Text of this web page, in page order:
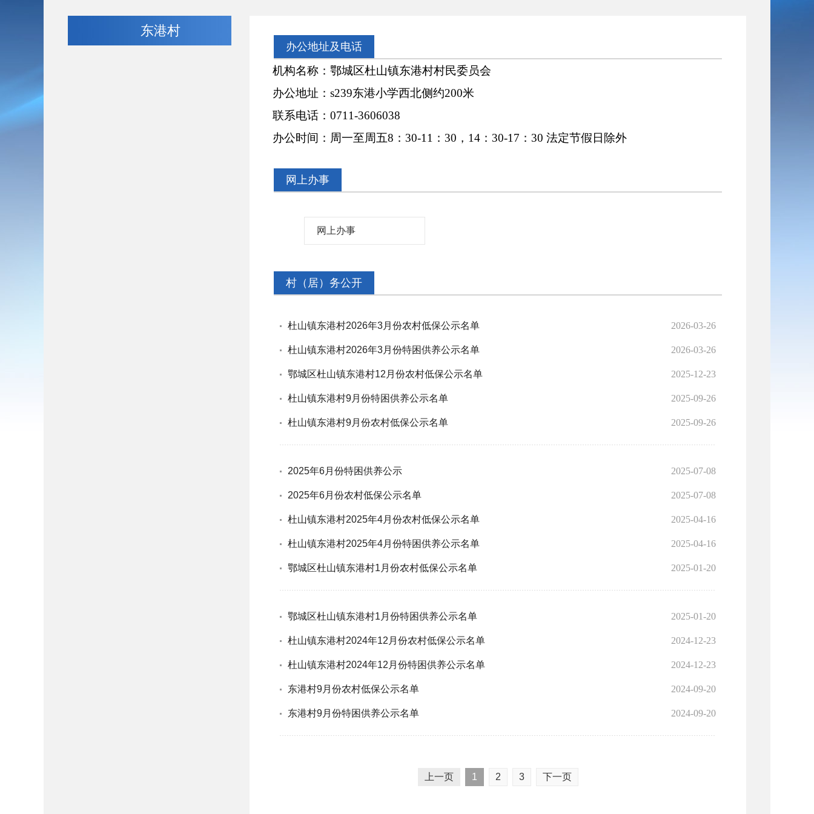
东港村
办公地址及电话
机构名称：鄂城区杜山镇东港村村民委员会
办公地址：s239东港小学西北侧约200米
联系电话：0711-3606038
办公时间：周一至周五8：30-11：30，14：30-17：30 法定节假日除外
网上办事
网上办事
村（居）务公开
杜山镇东港村2026年3月份农村低保公示名单 2026-03-26
杜山镇东港村2026年3月份特困供养公示名单 2026-03-26
鄂城区杜山镇东港村12月份农村低保公示名单 2025-12-23
杜山镇东港村9月份特困供养公示名单 2025-09-26
杜山镇东港村9月份农村低保公示名单 2025-09-26
2025年6月份特困供养公示 2025-07-08
2025年6月份农村低保公示名单 2025-07-08
杜山镇东港村2025年4月份农村低保公示名单 2025-04-16
杜山镇东港村2025年4月份特困供养公示名单 2025-04-16
鄂城区杜山镇东港村1月份农村低保公示名单 2025-01-20
鄂城区杜山镇东港村1月份特困供养公示名单 2025-01-20
杜山镇东港村2024年12月份农村低保公示名单 2024-12-23
杜山镇东港村2024年12月份特困供养公示名单 2024-12-23
东港村9月份农村低保公示名单 2024-09-20
东港村9月份特困供养公示名单 2024-09-20
上一页 1 2 3 下一页